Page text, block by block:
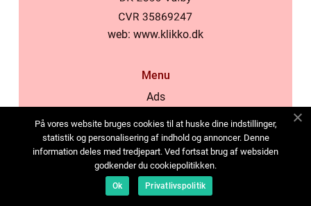
web: www.klikko.dk
Menu
Ads
Cookies
Contact
Sitemap
På vores website bruges cookies til at huske dine indstillinger,
statistik og personalisering af indhold og annoncer. Denne
information deles med tredjepart. Ved fortsat brug af websiden
godkender du cookiepolitikken.
Ok Privatlivspolitik